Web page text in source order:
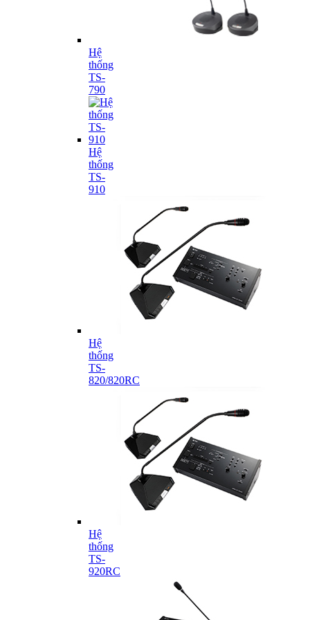
Hệ
thống
TS-
790
Hệ
thống
TS-
910
Hệ
thống
TS-
820/820RC
Hệ
thống
TS-
920RC